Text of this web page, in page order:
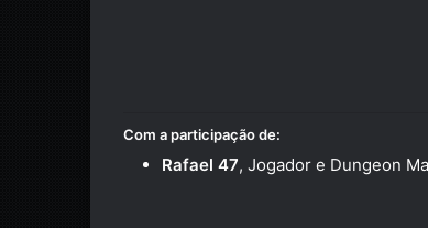
Com a participação de:
Rafael 47, Jogador e Dungeon